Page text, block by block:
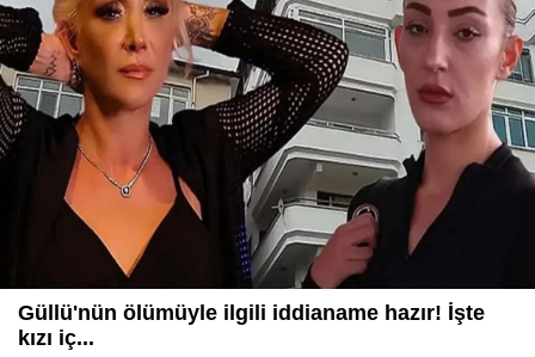
Güllü'nün ölümüyle ilgili iddianame hazır! İşte
kızı iç...